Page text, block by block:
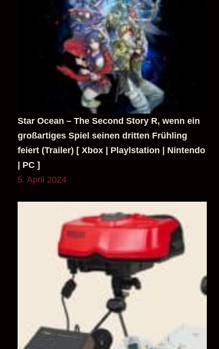
Star Ocean – The Second Story R, wenn ein
großartiges Spiel seinen dritten Frühling
feiert (Trailer) [ Xbox | Playlstation | Nintendo
5. April 2024
Von Nintendo zu Sega, über Neo Geo: Eine